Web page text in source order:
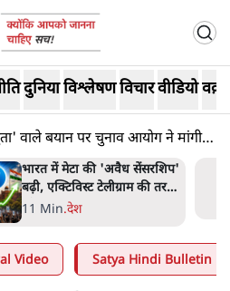
दुनियाविश्लेषणविचारवीडियो
वाले बयान पर चुनाव आयोग ने मांगी
भारत में मेटा की 'अवैध सेंसरशिप'
बढ़ी, एक्टिविस्ट टेलीग्राम की तरफ
मुड़े
11 Min.देश
Video Satya Hindi Bulletin